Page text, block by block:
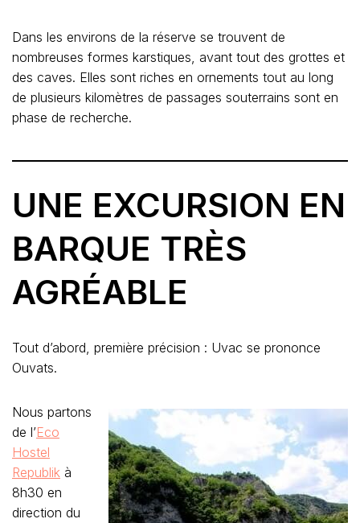
Dans les environs de la réserve se trouvent de
nombreuses formes karstiques, avant tout des grottes et
des caves. Elles sont riches en ornements tout au long
de plusieurs kilomètres de passages souterrains sont en
phase de recherche.
UNE EXCURSION EN
BARQUE TRÈS
AGRÉABLE
Tout d’abord, première précision : Uvac se prononce
Ouvats.
Nous partons
de l’Eco
Hostel
Republik à
8h30 en
direction du